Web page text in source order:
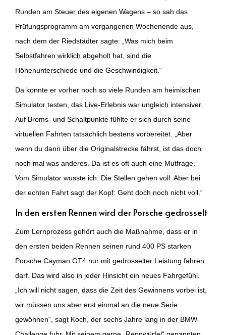
Runden am Steuer des eigenen Wagens – so sah das
Prüfungsprogramm am vergangenen Wochenende aus,
nach dem der Riedstädter sagte: „Was mich beim
Selbstfahren wirklich abgeholt hat, sind die
Höhenunterschiede und die Geschwindigkeit.“
Da konnte er vorher noch so viele Runden am heimischen
Simulator testen, das Live-Erlebnis war ungleich intensiver.
Auf Brems- und Schaltpunkte fühlte er sich durch seine
virtuellen Fahrten tatsächlich bestens vorbereitet. „Aber
wenn du dann über die Originalstrecke fährst, ist das doch
noch mal was anderes. Da ist es oft auch eine Mutfrage.
Vom Simulator wusste ich: Die Stellen gehen voll. Aber bei
der echten Fahrt sagt der Kopf: Geht doch noch nicht voll.“
In den ersten Rennen wird der Porsche gedrosselt
Zum Lernprozess gehört auch die Maßnahme, dass er in
den ersten beiden Rennen seinen rund 400 PS starken
Porsche Cayman GT4 nur mit gedrosselter Leistung fahren
darf. Das wird also in jeder Hinsicht ein neues Fahrgefühl.
„Ich will nicht sagen, dass die Zeit des Gewinnens vorbei ist,
wir müssen uns aber erst einmal an die neue Serie
gewöhnen“, sagt Koch, der sechs Jahre lang in der BMW-